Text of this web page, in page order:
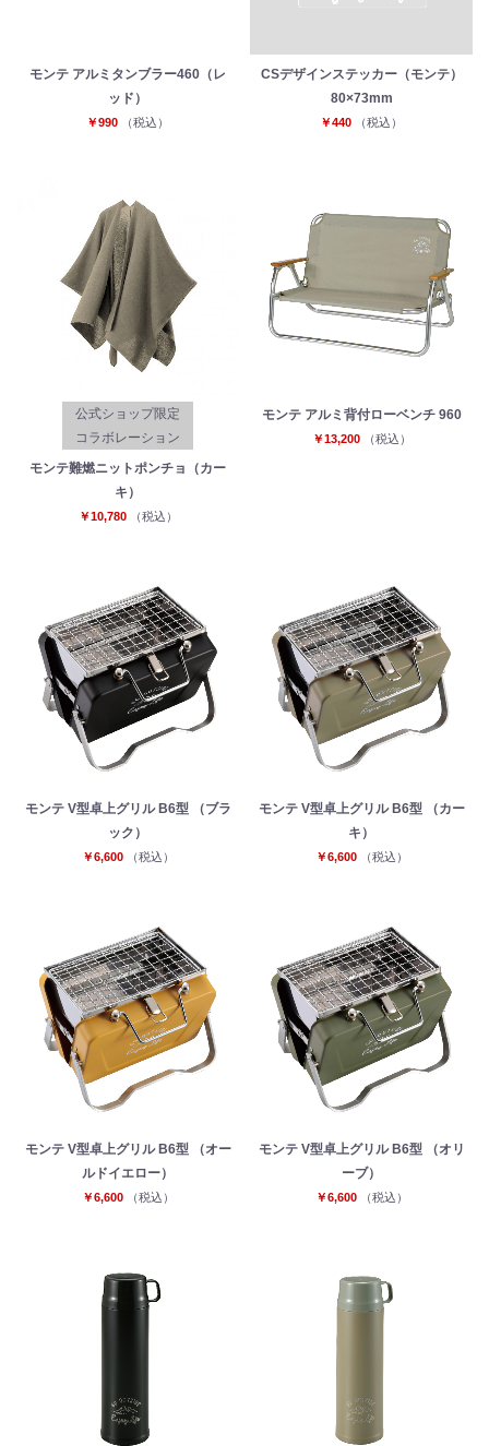
モンテ アルミタンブラー460（レ
ッド）
￥990 （税込）
CSデザインステッカー（モンテ）
80×73mm
￥440 （税込）
公式ショップ限定
コラボレーション
モンテ難燃ニットポンチョ（カー
キ）
￥10,780 （税込）
モンテ アルミ背付ローベンチ 960
￥13,200 （税込）
モンテ V型卓上グリル B6型 （ブラ
ック）
￥6,600 （税込）
モンテ V型卓上グリル B6型 （カー
キ）
￥6,600 （税込）
モンテ V型卓上グリル B6型 （オー
ルドイエロー）
￥6,600 （税込）
モンテ V型卓上グリル B6型 （オリ
ーブ）
￥6,600 （税込）